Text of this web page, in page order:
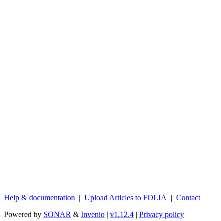
Help & documentation | Upload Articles to FOLIA | Contact
Powered by SONAR & Invenio | v1.12.4 | Privacy policy